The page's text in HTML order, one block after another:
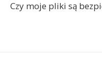
Czy moje pliki są